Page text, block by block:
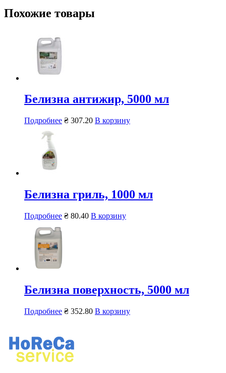
Похожие товары
Белизна антижир, 5000 мл
Подробнее ₴ 307.20 В корзину
Белизна гриль, 1000 мл
Подробнее ₴ 80.40 В корзину
Белизна поверхность, 5000 мл
Подробнее ₴ 352.80 В корзину